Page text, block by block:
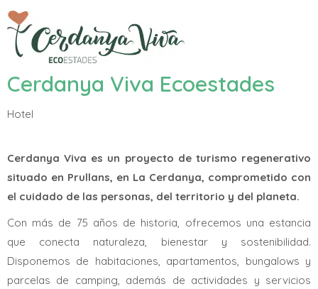
Cerdanya Viva Ecoestades
Hotel
Cerdanya Viva es un proyecto de turismo regenerativo
situado en Prullans, en La Cerdanya, comprometido con
el cuidado de las personas, del territorio y del planeta.
Con más de 75 años de historia, ofrecemos una estancia
que conecta naturaleza, bienestar y sostenibilidad.
Disponemos de habitaciones, apartamentos, bungalows y
parcelas de camping, además de actividades y servicios